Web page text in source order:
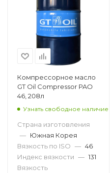
Компрессорное масло
GT Oil Compressor PAO
46, 208л
Узнать свободное наличие
Страна изготовления
— Южная Корея
Вязкость по ISO — 46
Индекс вязкости — 131
Вязкость